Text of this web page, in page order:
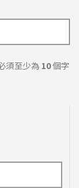
須至少為 10個字